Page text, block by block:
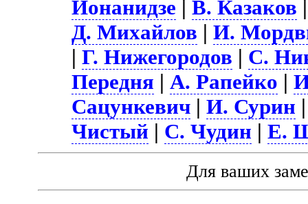
Ионанидзе |В. Казаков
Д. Михайлов |И.
|Г. Нижегородов | С.
Передня |А. Рапейко |
Сацункевич |И. Сурин
Чистый | С. Чудин |Е.
Для ваших